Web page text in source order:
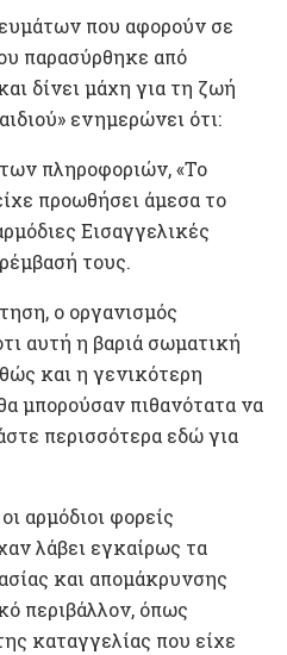
που αφορούν σε
παρασύρθηκε από
δίνει μάχη για τη ζωή
ενημερώνει ότι:
πληροφοριών, «Το
προωθήσει άμεσα το
Εισαγγελικές
τους.
ο οργανισμός
αυτή η βαριά σωματική
και η γενικότερη
μπορούσαν πιθανότατα να
περισσότερα εδώ για
αρμόδιοι φορείς
λάβει εγκαίρως τα
και απομάκρυνσης
περιβάλλον, όπως
καταγγελίας που είχε